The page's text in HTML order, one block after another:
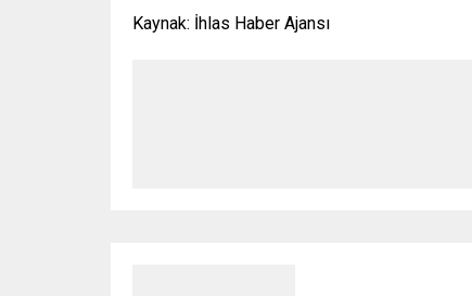
Kaynak: İhlas Haber Ajansı